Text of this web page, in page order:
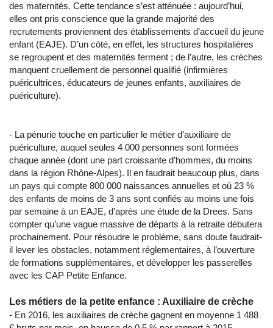
des maternités. Cette tendance s’est atténuée : aujourd’hui,
elles ont pris conscience que la grande majorité des
recrutements proviennent des établissements d’accueil du jeune
enfant (EAJE). D’un côté, en effet, les structures hospitalières
se regroupent et des maternités ferment ; de l’autre, les crèches
manquent cruellement de personnel qualifié (infirmières
puéricultrices, éducateurs de jeunes enfants, auxiliaires de
puériculture).
- La pénurie touche en particulier le métier d’auxiliaire de
puériculture, auquel seules 4 000 personnes sont formées
chaque année (dont une part croissante d’hommes, du moins
dans la région Rhône-Alpes). Il en faudrait beaucoup plus, dans
un pays qui compte 800 000 naissances annuelles et où 23 %
des enfants de moins de 3 ans sont confiés au moins une fois
par semaine à un EAJE, d’après une étude de la Drees. Sans
compter qu’une vague massive de départs à la retraite débutera
prochainement. Pour résoudre le problème, sans doute faudrait-
il lever les obstacles, notamment réglementaires, à l’ouverture
de formations supplémentaires, et développer les passerelles
avec les CAP Petite Enfance.
Les métiers de la petite enfance : Auxiliaire de crèche
- En 2016, les auxiliaires de crèche gagnent en moyenne 1 488